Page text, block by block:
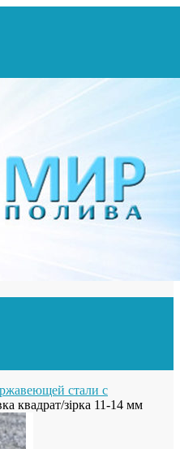
стали с
квадрат/зірка 11-14 мм